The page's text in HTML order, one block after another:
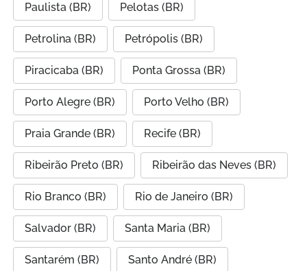
Paulista (BR) Pelotas (BR)
Petrolina (BR) Petrópolis (BR)
Piracicaba (BR) Ponta Grossa (BR)
Porto Alegre (BR) Porto Velho (BR)
Praia Grande (BR) Recife (BR)
Ribeirão Preto (BR) Ribeirão das Neves (BR)
Rio Branco (BR) Rio de Janeiro (BR)
Salvador (BR) Santa Maria (BR)
Santarém (BR) Santo André (BR)